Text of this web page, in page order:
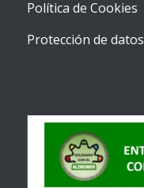
Política de Cookies
Protección de datos